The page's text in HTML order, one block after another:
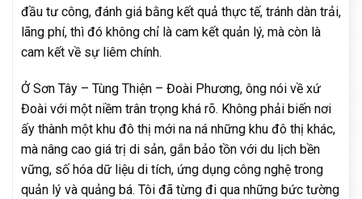
đầu tư công, đánh giá bằng kết quả thực tế, tránh dàn trải,
lãng phí, thì đó không chỉ là cam kết quản lý, mà còn là
cam kết về sự liêm chính.
Ở Sơn Tây – Tùng Thiện – Đoài Phương, ông nói về xứ
Đoài với một niềm trân trọng khá rõ. Không phải biến nơi
ấy thành một khu đô thị mới na ná những khu đô thị khác,
mà nâng cao giá trị di sản, gắn bảo tồn với du lịch bền
vững, số hóa dữ liệu di tích, ứng dụng công nghệ trong
quản lý và quảng bá. Tôi đã từng đi qua những bức tường